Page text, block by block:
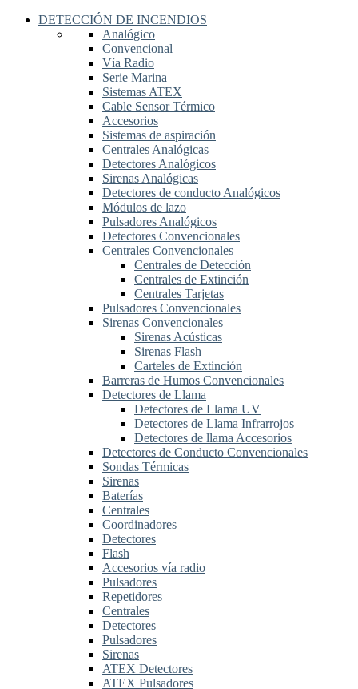
DETECCIÓN DE INCENDIOS
Analógico
Convencional
Vía Radio
Serie Marina
Sistemas ATEX
Cable Sensor Térmico
Accesorios
Sistemas de aspiración
Centrales Analógicas
Detectores Analógicos
Sirenas Analógicas
Detectores de conducto Analógicos
Módulos de lazo
Pulsadores Analógicos
Detectores Convencionales
Centrales Convencionales
Centrales de Detección
Centrales de Extinción
Centrales Tarjetas
Pulsadores Convencionales
Sirenas Convencionales
Sirenas Acústicas
Sirenas Flash
Carteles de Extinción
Barreras de Humos Convencionales
Detectores de Llama
Detectores de Llama UV
Detectores de Llama Infrarrojos
Detectores de llama Accesorios
Detectores de Conducto Convencionales
Sondas Térmicas
Sirenas
Baterías
Centrales
Coordinadores
Detectores
Flash
Accesorios vía radio
Pulsadores
Repetidores
Centrales
Detectores
Pulsadores
Sirenas
ATEX Detectores
ATEX Pulsadores